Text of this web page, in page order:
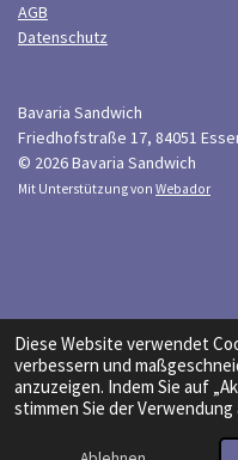
Diese Website verwendet
verbessern und
anzuzeigen. Indem Sie auf
stimmen Sie der Verwendung
AGB
Datenschutz
Bavaria Sandwich
Friedhofstraße 17, 84051
© 2026 Bavaria Sandwich
Mit Unterstützung von Webador